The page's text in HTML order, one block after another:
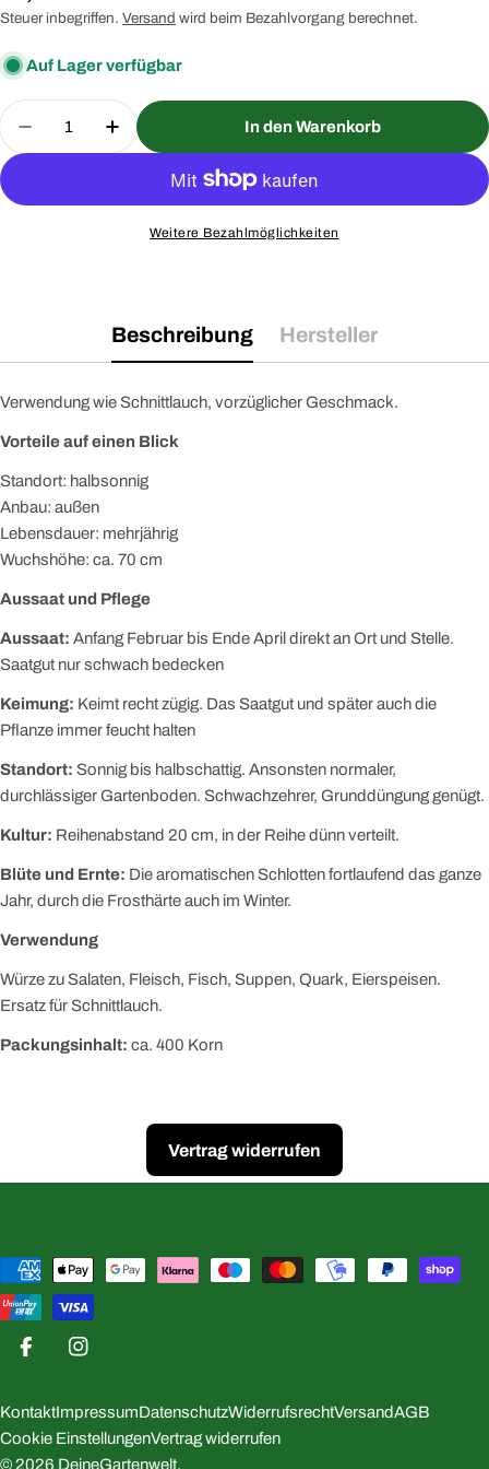
Preis
Steuer inbegriffen. Versand wird beim Bezahlvorgang berechnet.
Auf Lager verfügbar
Menge
Menge für Lauchzwiebel Winterhecke Saatgut
Menge für Lauchzwiebel Winterhecke
In den Warenkorb
Weitere Bezahlmöglichkeiten
Beschreibung Hersteller
Verwendung wie Schnittlauch, vorzüglicher Geschmack.
Vorteile auf einen Blick
Standort: halbsonnig
Anbau: außen
Lebensdauer: mehrjährig
Wuchshöhe: ca. 70 cm
Aussaat und Pflege
Aussaat: Anfang Februar bis Ende April direkt an Ort und Stelle.
Saatgut nur schwach bedecken
Keimung: Keimt recht zügig. Das Saatgut und später auch die
Pflanze immer feucht halten
Standort: Sonnig bis halbschattig. Ansonsten normaler,
durchlässiger Gartenboden. Schwachzehrer, Grunddüngung genügt.
Kultur: Reihenabstand 20 cm, in der Reihe dünn verteilt.
Blüte und Ernte: Die aromatischen Schlotten fortlaufend das ganze
Jahr, durch die Frosthärte auch im Winter.
Verwendung
Würze zu Salaten, Fleisch, Fisch, Suppen, Quark, Eierspeisen.
Ersatz für Schnittlauch.
Packungsinhalt: ca. 400 Korn
Vertrag widerrufen
Zahlungsmethoden
FacebookInstagram
© 2026 DeineGartenwelt.
KontaktImpressumDatenschutzWiderrufsrechtVersandAGB
Cookie EinstellungenVertrag widerrufen